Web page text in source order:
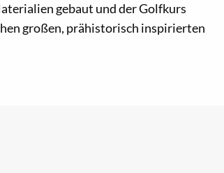
gebaut und der Golfkurs
großen, prähistorisch inspirierten